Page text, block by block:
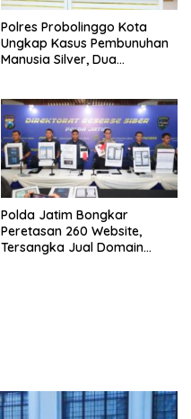
Polres Probolinggo Kota
Ungkap Kasus Pembunuhan
Manusia Silver, Dua
Polda Jatim Bongkar
Peretasan 260 Website,
Tersangka Jual Domain